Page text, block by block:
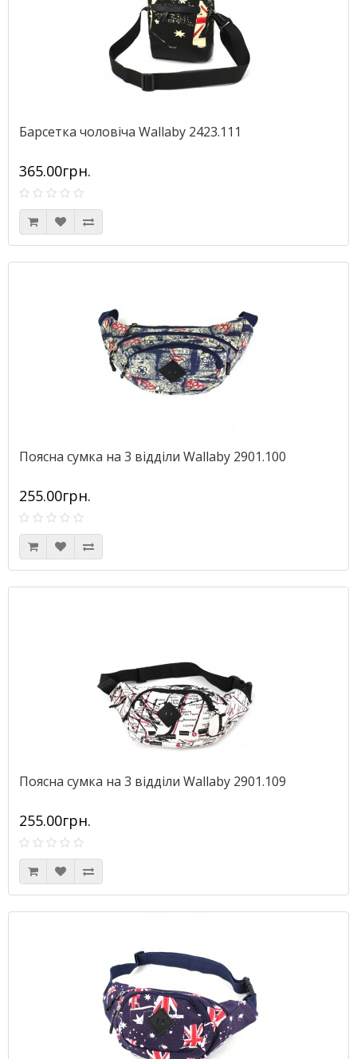
Барсетка чоловіча Wallaby 2423.111
365.00грн.
Поясна сумка на 3 відділи Wallaby 2901.100
255.00грн.
Поясна сумка на 3 відділи Wallaby 2901.109
255.00грн.